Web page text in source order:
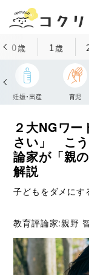
0歳 1歳
妊娠・出産 育児
２大NGワ
さい」 こ
論家が「親
解説
子どもをダメに
教育評論家:親野